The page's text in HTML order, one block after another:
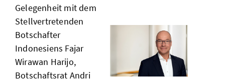
Gelegenheit mit dem
Stellvertretenden
Botschafter
Indonesiens Fajar
Wirawan Harijo,
Botschaftsrat Andri